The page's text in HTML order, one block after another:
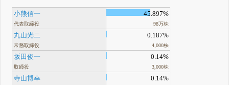
小熊信一
代表取締役
45.897%
98万株
丸山光二
常務取締役
0.187%
4,000株
坂田俊一
取締役
0.14%
3,000株
寺山博幸 0.14%